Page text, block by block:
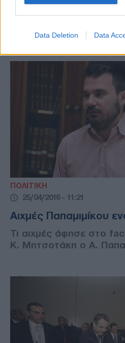
Data Deletion Data
Σ. Ιωαννίδης, όχι μόνο
όπως αρκετοί ανέμεναν
ιδιαιτέρως ισχυρή
ΠΟΛΙΤΙΚΗ
25/04/2016 - 11:21
Αιχμές Παπαμιμίκου
Τι αιχμές άφησε στο
Κ. Μητσοτάκη ο Α.